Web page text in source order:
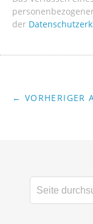
der
← VORHERIGER